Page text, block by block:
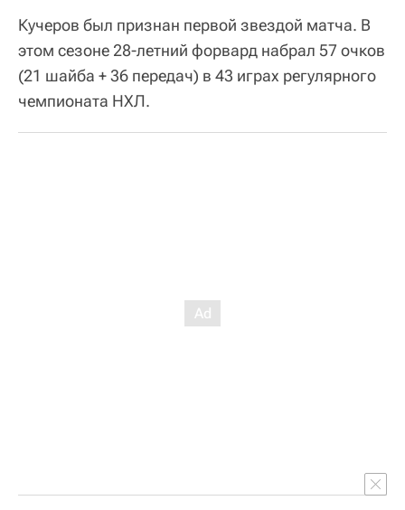
Кучеров был признан первой звездой матча. В
этом сезоне 28-летний форвард набрал 57 очков
(21 шайба + 36 передач) в 43 играх регулярного
чемпионата НХЛ.